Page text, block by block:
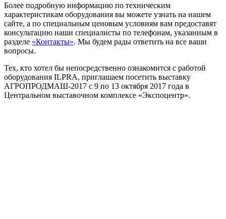
Более подробную информацию по техническим
характеристикам оборудования вы можете узнать на нашем
сайте, а по специальным ценовым условиям вам предоставят
консультацию наши специалисты по телефонам, указанным в
разделе «Контакты». Мы будем рады ответить на все ваши
вопросы.
Тех, кто хотел бы непосредственно ознакомится с работой
оборудования ILPRA, приглашаем посетить выставку
АГРОПРОДМАШ-2017 с 9 по 13 октября 2017 года в
Центральном выставочном комплексе «Экспоцентр».